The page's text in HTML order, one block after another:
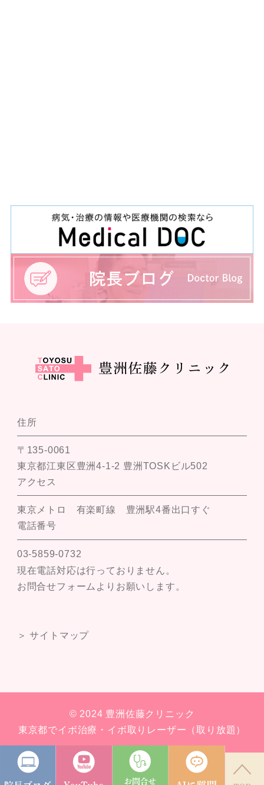
住所
〒135-0061
東京都江東区豊洲4-1-2 豊洲TOSKビル502
アクセス
東京メトロ 有楽町線 豊洲駅4番出口すぐ
電話番号
03-5859-0732
現在電話対応は行っておりません。
お問合せフォームよりお願いします。
＞ サイトマップ
© 2024 豊洲佐藤クリニック
東京都でイボ治療・イボ取りレーザー（取り放題）